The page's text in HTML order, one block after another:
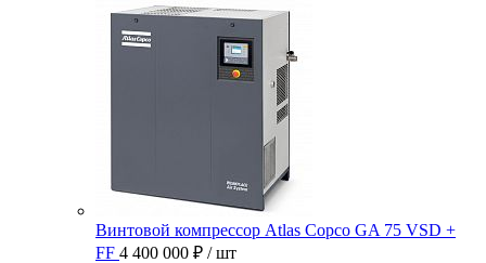
Винтовой компрессор Atlas Copco GA 75 VSD +
FF 4 400 000 ₽ / шт